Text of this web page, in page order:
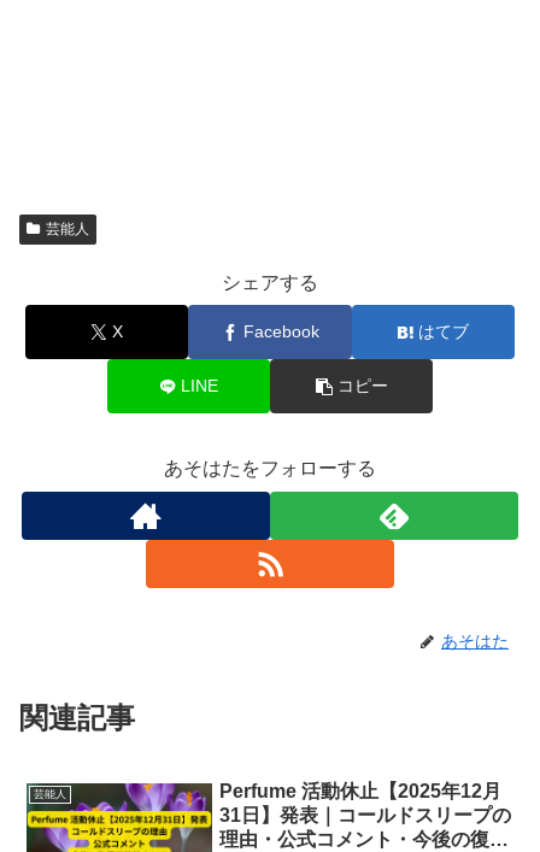
芸能人
シェアする
X Facebook はてブ
LINE コピー
あそはたをフォローする
あそはた
関連記事
芸能人
Perfume 活動休止【2025年12月
31日】発表｜コールドスリープの
理由・公式コメント・今後の復帰